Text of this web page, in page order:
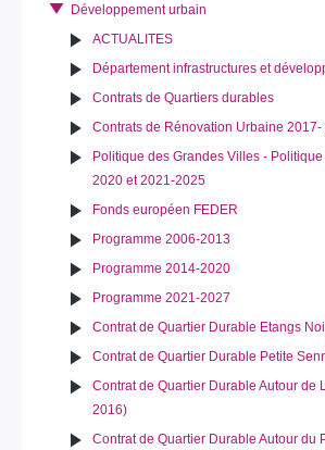
Développement urbain
ACTUALITES
Département infrastructures et
Contrats de Quartiers durables
Contrats de Rénovation Urbaine
Politique des Grandes Villes -
2020 et 2021-2025
Fonds européen FEDER
Programme 2006-2013
Programme 2014-2020
Programme 2021-2027
Contrat de Quartier Durable Etangs
Contrat de Quartier Durable Petite
Contrat de Quartier Durable Autour de
2016)
Contrat de Quartier Durable Autour du